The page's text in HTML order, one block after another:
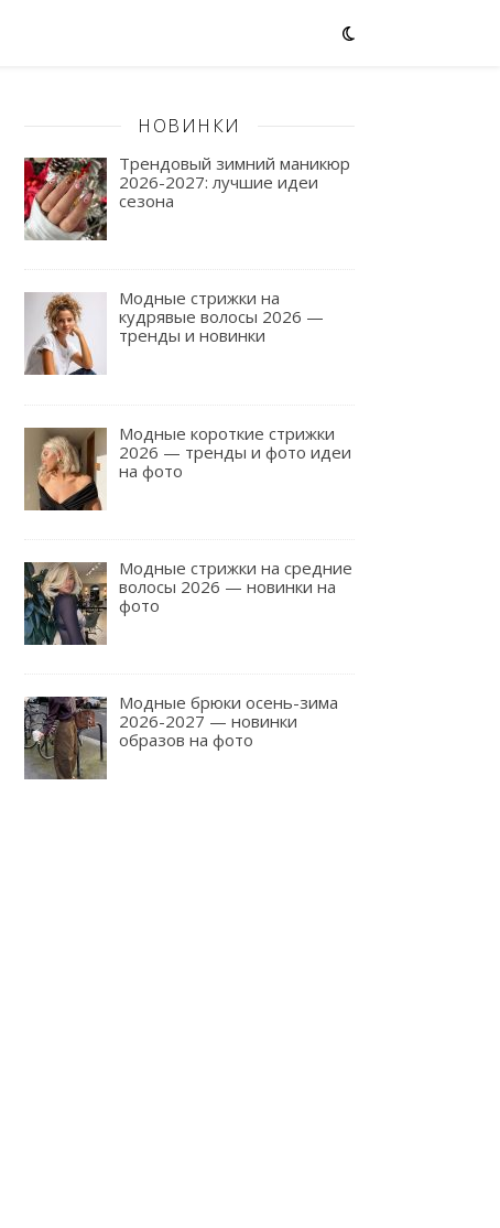
НОВИНКИ
Трендовый зимний маникюр
2026-2027: лучшие идеи
сезoна
Модные стрижки на
кудрявые волосы 2026 —
тренды и новинки
Модные короткие стрижки
2026 — тренды и фото идеи
на фото
Модные стрижки на средние
волосы 2026 — новинки на
фото
Модные брюки осень-зима
2026-2027 — новинки
образов на фото